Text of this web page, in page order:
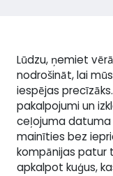
Lūdzu, ņemiet
nodrošināt, lai
iespējas
pakalpojumi un
ceļojuma datuma
mainīties bez
kompānijas patur
apkalpot kuģus,